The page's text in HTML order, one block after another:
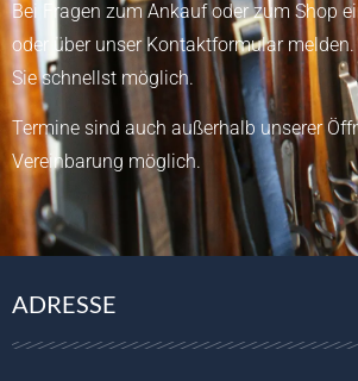
Bei Fragen zum Ankauf oder zum Shop
oder über unser Kontaktformularmelden.
Sie schnellst möglich.
Termine sind auch außerhalb unserer
Vereinbarung möglich.
ADRESSE